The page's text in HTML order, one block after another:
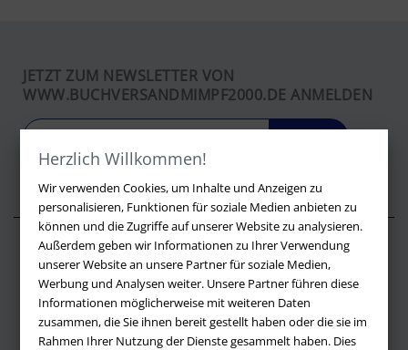
Herzlich Willkommen!
Wir verwenden Cookies, um Inhalte und Anzeigen zu
personalisieren, Funktionen für soziale Medien anbieten zu
können und die Zugriffe auf unserer Website zu analysieren.
Außerdem geben wir Informationen zu Ihrer Verwendung
unserer Website an unsere Partner für soziale Medien,
Werbung und Analysen weiter. Unsere Partner führen diese
Informationen möglicherweise mit weiteren Daten
zusammen, die Sie ihnen bereit gestellt haben oder die sie im
Rahmen Ihrer Nutzung der Dienste gesammelt haben. Dies
JETZT ZUM NEWSLETTER VON
WWW.BUCHVERSANDMIMPF2000.DE ANMELDEN
Über buchversandmimpf2000.de
Impressum
Versandbedingungen
Widerruf